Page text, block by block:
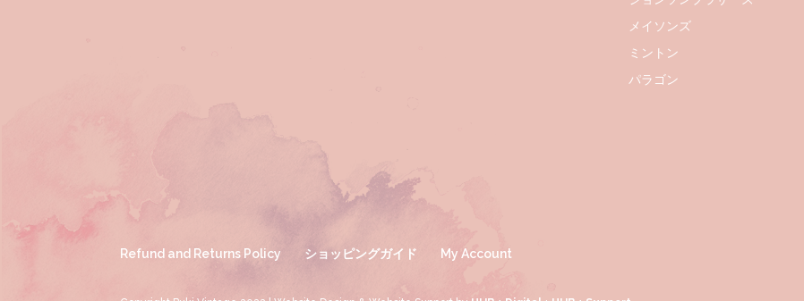
メイソンズ
ミントン
パラゴン
Refund and Returns Policy ショッピングガイド My Account